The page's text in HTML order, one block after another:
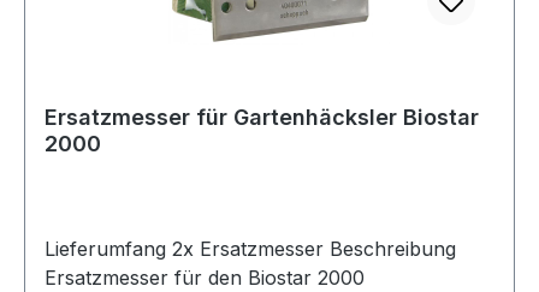
Ersatzmesser für Gartenhäcksler Biostar
2000
Lieferumfang 2x Ersatzmesser Beschreibung
Ersatzmesser für den Biostar 2000